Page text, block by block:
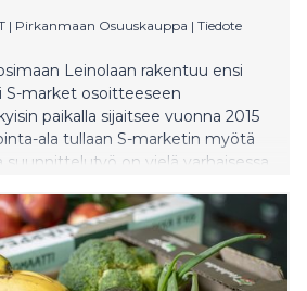
| Pirkanmaan Osuuskauppa | Tiedote
Leinolaan rakentuu ensi
S-market osoitteeseen
paikalla sijaitsee vuonna 2015
ala tullaan S-marketin myötä
suunnittelutyö on vielä varhaisessa
paistopiste, terveelliset
tuoreeltaan pakkaamat